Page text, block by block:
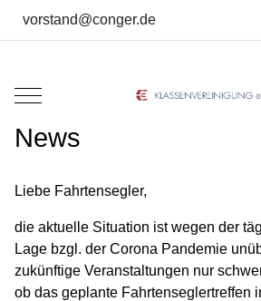
vorstand@conger.de
Mobile Menu Toggle
News
Liebe Fahrtensegler,
die aktuelle Situation ist wegen der
Lage bzgl. der Corona Pandemie
zukünftige Veranstaltungen nur
ob das geplante Fahrtenseglertreffen